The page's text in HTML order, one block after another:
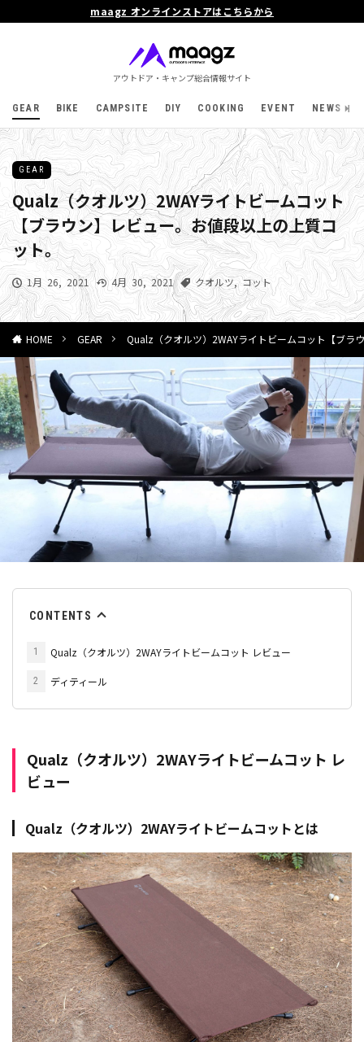
maagz オンラインストアはこちらから
アウトドア・キャンプ総合情報サイト
GEAR BIKE CAMPSITE DIY COOKING EVENT NEWS
GEAR
Qualz（クオルツ）2WAYライトビームコット
【ブラウン】レビュー。お値段以上の上質コ
ット。
1月 26, 2021 4月 30, 2021 クオルツ , コット
HOME GEAR Qualz（クオルツ）2WAYライトビームコット【ブラ
CONTENTS
1 Qualz（クオルツ）2WAYライトビームコット レビュー
2 ディティール
Qualz（クオルツ）2WAYライトビームコット レ
ビュー
Qualz（クオルツ）2WAYライトビームコットとは